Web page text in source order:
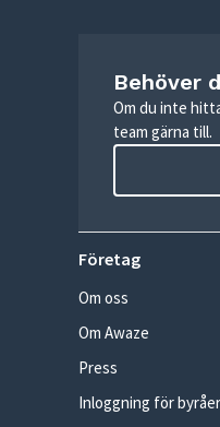
Behöver
Om du inte
team gärna till.
Företag
Om oss
Om Awaze
Press
Inloggning för byråer